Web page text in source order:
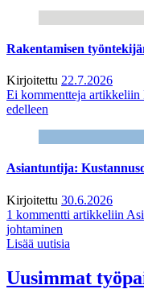
Rakentamisen
Kirjoitettu 22.7.2026
Ei kommentteja artikkeliin
edelleen
Asiantuntija:
Kirjoitettu 30.6.2026
1 kommentti artikkeliin
johtaminen
Lisää uutisia
Uusimmat